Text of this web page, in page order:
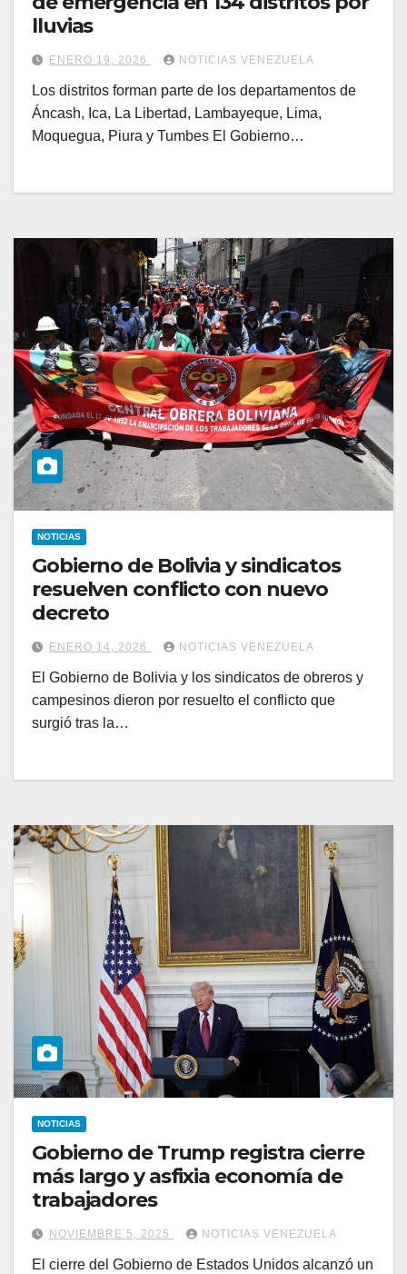
lluvias
ENERO 19, 2026 NOTICIAS VENEZUELA
Los distritos forman parte de los departamentos de
Áncash, Ica, La Libertad, Lambayeque, Lima,
Moquegua, Piura y Tumbes El Gobierno…
NOTICIAS
Gobierno de Bolivia y sindicatos
resuelven conflicto con nuevo
decreto
ENERO 14, 2026 NOTICIAS VENEZUELA
El Gobierno de Bolivia y los sindicatos de obreros y
campesinos dieron por resuelto el conflicto que
surgió tras la…
NOTICIAS
Gobierno de Trump registra cierre
más largo y asfixia economía de
trabajadores
NOVIEMBRE 5, 2025 NOTICIAS VENEZUELA
El cierre del Gobierno de Estados Unidos alcanzó un